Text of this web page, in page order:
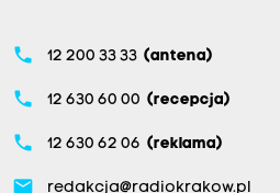
phone 12 200 33 33 (antena)
phone 12 630 60 00 (recepcja)
phone 12 630 62 06 (reklama)
email redakcja@radiokrakow.pl